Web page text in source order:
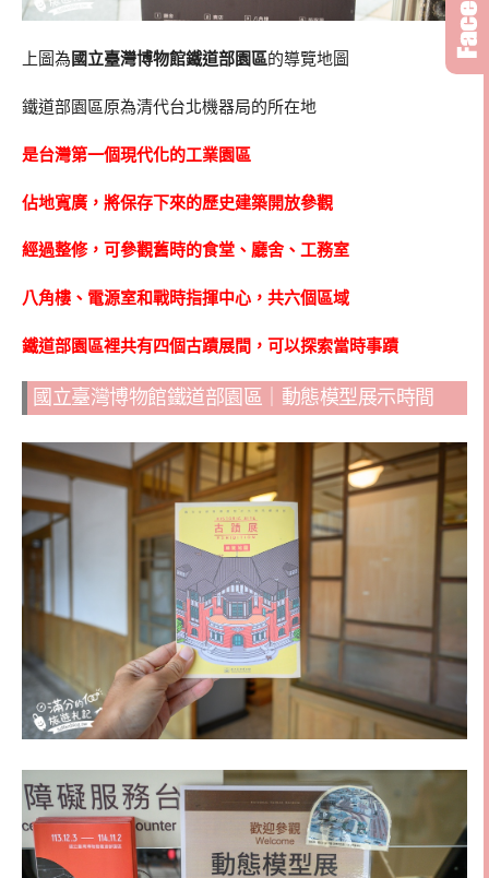
上圖為 國立臺灣博物館鐵道部園區的導覽地圖
鐵道部園區原為清代台北機器局的所在地
是台灣第一個現代化的工業園區
佔地寬廣，將保存下來的歷史建築開放參觀
經過整修，可參觀舊時的食堂、廳舍、工務室
八角樓、電源室和戰時指揮中心，共六個區域
鐵道部園區裡共有四個古蹟展間，可以探索當時事蹟
國立臺灣博物館鐵道部園區｜動態模型展示時間